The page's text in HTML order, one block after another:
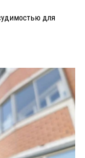
для